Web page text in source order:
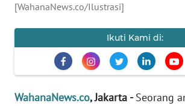
[WahanaNews.co/Ilustrasi]
Ikuti Kami di:
WahanaNews.co, Jakarta -Seorang